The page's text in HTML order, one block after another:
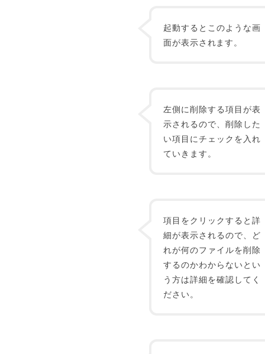
起動するとこのような画
面が表示されます。
左側に削除する項目が表
示されるので、削除した
い項目にチェックを入れ
ていきます。
項目をクリックすると詳
細が表示されるので、ど
れが何のファイルを削除
するのかわからないとい
う方は詳細を確認してく
ださい。